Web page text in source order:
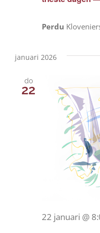
Perdu
januari 2026
do
22
22 januari @